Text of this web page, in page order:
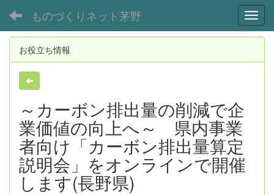
ものづくりネット茅野
お役立ち情報
～カーボン排出量の削減で企
業価値の向上へ～ 県内事業
者向け「カーボン排出量算定
説明会」をオンラインで開催
します(長野県)